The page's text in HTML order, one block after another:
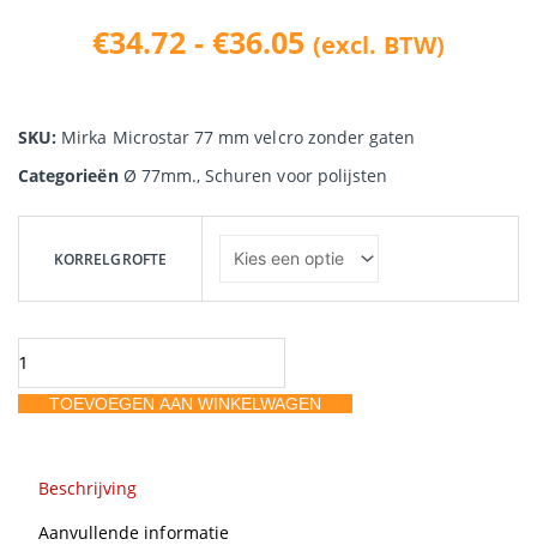
€34.72 - €36.05Prijsklasse:
tot
€36.05
(excl. BTW)
SKU: Mirka Microstar 77 mm velcro zonder gaten
Categorieën Ø 77mm.,Schuren voor polijsten
KORRELGROFTE
Microstar
velcro
zonder
gaten
TOEVOEGEN AAN WINKELWAGEN
Beschrijving
Aanvullende informatie